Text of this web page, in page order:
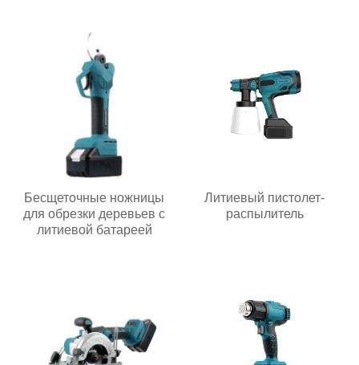
Бесщеточные ножницы
для обрезки деревьев с
литиевой батареей
Литиевый пистолет-
распылитель